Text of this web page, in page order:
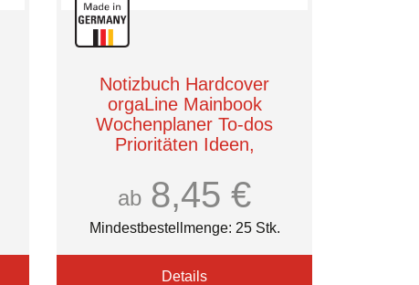
Notizbuch Hardcover
orgaLine Mainbook
Wochenplaner To-dos
Prioritäten Ideen,
ab 8,45 €
Mindestbestellmenge: 25 Stk.
Details